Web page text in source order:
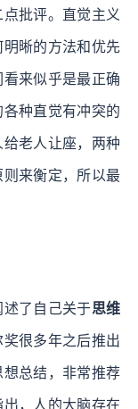
批评。直觉主义
晰的方法和优先
来似乎是最正确
种直觉有冲突的
老人让座，两种
来衡定，所以最
了自己关于思维
很多年之后推出
总结，非常推荐
，人的大脑存在